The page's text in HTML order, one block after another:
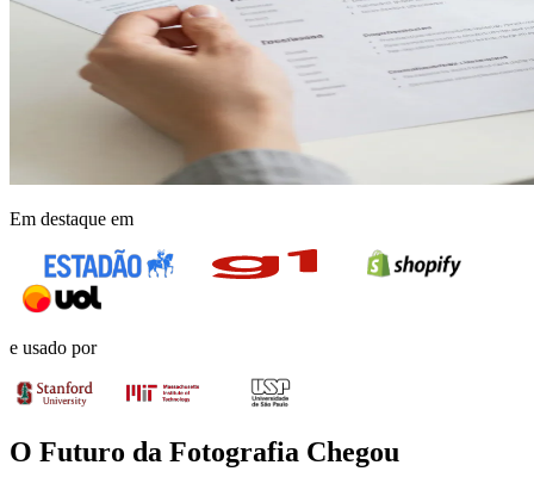
Em destaque em
e usado por
O Futuro da Fotografia Chegou